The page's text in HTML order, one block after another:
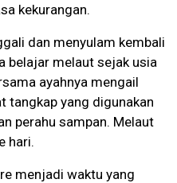
kekurangan.
dan menyulam kembali
belajar melaut sejak usia
ayahnya mengail
tangkap yang digunakan
perahu sampan. Melaut
hari.
menjadi waktu yang